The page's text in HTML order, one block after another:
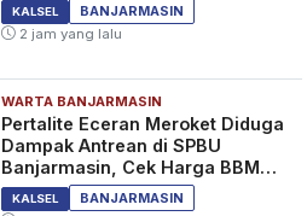
KALSEL
BANJARMASIN
2 jam yang lalu
WARTA BANJARMASIN
Pertalite Eceran Meroket Diduga
Dampak Antrean di SPBU
Banjarmasin, Cek Harga BBM
Kalselteng
KALSEL
BANJARMASIN